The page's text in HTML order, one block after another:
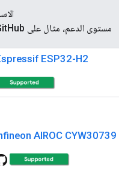
مستوى الدعم، مثال على GitHub
ESP32-H2
AIROC CYW30739